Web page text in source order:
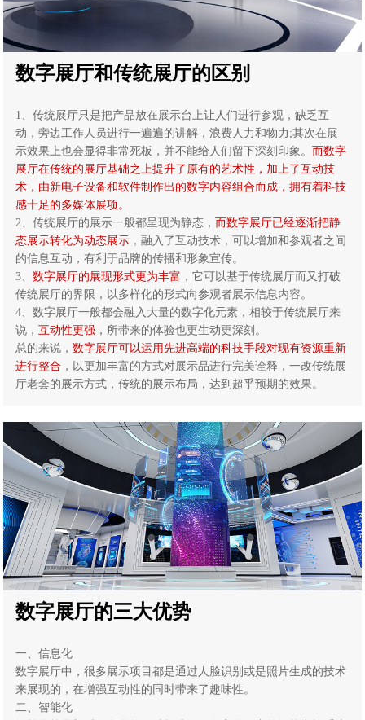
数字展厅和传统展厅的区别
1、传统展厅只是把产品放在展示台上让人们进行参观，缺乏互
动，旁边工作人员进行一遍遍的讲解，浪费人力和物力;其次在展
示效果上也会显得非常死板，并不能给人们留下深刻印象。 而数字
展厅在传统的展厅基础之上提升了原有的艺术性，加上了互动技
术，由新电子设备和软件制作出的数字内容组合而成，拥有着科技
感十足的多媒体展项。
2、传统展厅的展示一般都呈现为静态， 而数字展厅已经逐渐把静
态展示转化为动态展示 ，融入了互动技术，可以增加和参观者之间
的信息互动，有利于品牌的传播和形象宣传。
3、数字展厅的展现形式更为丰富 ，它可以基于传统展厅而又打破
传统展厅的界限，以多样化的形式向参观者展示信息内容。
4、数字展厅一般都会融入大量的数字化元素，相较于传统展厅来
说，互动性更强 ，所带来的体验也更生动更深刻。
总的来说，数字展厅可以运用先进高端的科技手段对现有资源重新
进行整合 ，以更加丰富的方式对展示品进行完美诠释，一改传统展
厅老套的展示方式，传统的展示布局，达到超乎预期的效果。
数字展厅的三大优势
一、信息化
数字展厅中，很多展示项目都是通过人脸识别或是照片生成的技术
来展现的，在增强互动性的同时带来了趣味性。
二、智能化